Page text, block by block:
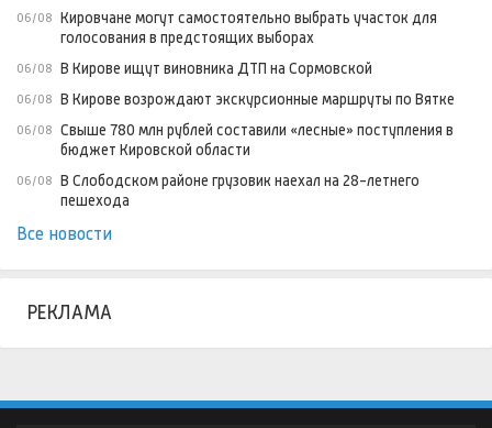
06/08 Кировчане могут самостоятельно выбрать участок для
голосования в предстоящих выборах
06/08 В Кирове ищут виновника ДТП на Сормовской
06/08 В Кирове возрождают экскурсионные маршруты по Вятке
06/08 Свыше 780 млн рублей составили «лесные» поступления в
бюджет Кировской области
06/08 В Слободском районе грузовик наехал на 28-летнего
пешехода
Все новости
РЕКЛАМА